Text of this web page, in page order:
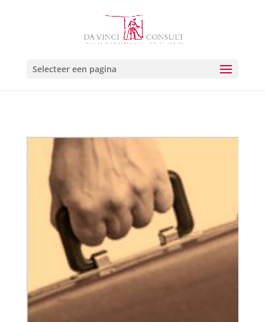
Selecteer een pagina